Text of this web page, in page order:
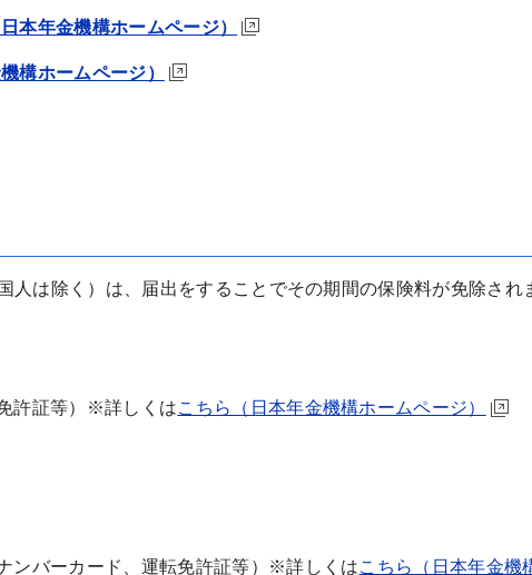
本年金機構ホームページ）
構ホームページ）
人は除く）は、届出をすることでその期間の保険料が免除され
許証等）※詳しくはこちら（日本年金機構ホームページ）
ンバーカード、運転免許証等）※詳しくはこちら（日本年金機